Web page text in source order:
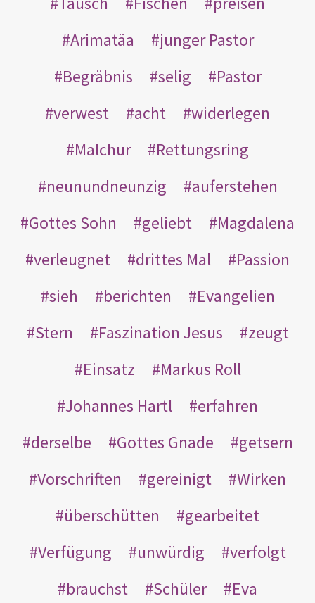
Arimatäa
junger Pastor
Begräbnis
selig
Pastor
verwest
acht
widerlegen
Malchur
Rettungsring
neunundneunzig
auferstehen
Gottes Sohn
geliebt
Magdalena
verleugnet
drittes Mal
Passion
sieh
berichten
Evangelien
Stern
Faszination Jesus
zeugt
Einsatz
Markus Roll
Johannes Hartl
erfahren
derselbe
Gottes Gnade
getsern
Vorschriften
gereinigt
Wirken
überschütten
gearbeitet
Verfügung
unwürdig
verfolgt
brauchst
Schüler
Eva